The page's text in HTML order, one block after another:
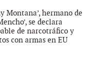
Montana’, hermano de
se declara
de narcotráfico y
con armas en EU